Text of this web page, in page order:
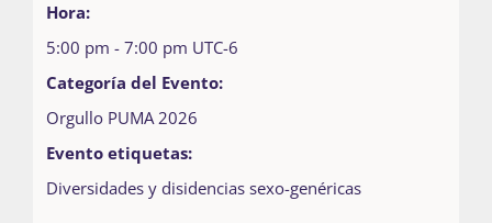
Hora:
5:00 pm - 7:00 pm UTC-6
Categoría del Evento:
Orgullo PUMA 2026
Evento etiquetas:
Diversidades y disidencias sexo-genéricas